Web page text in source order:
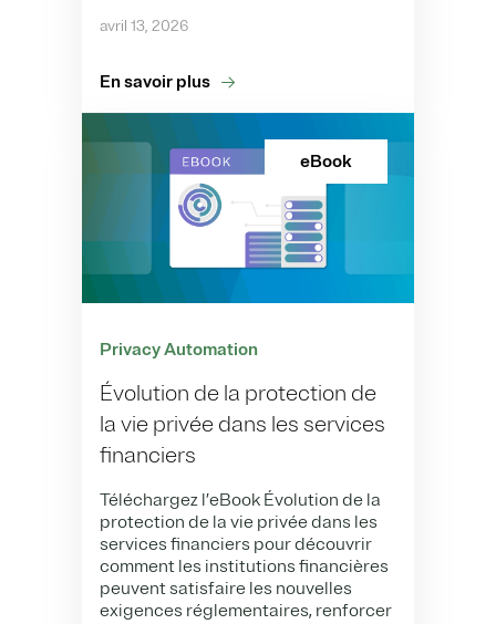
avril 13, 2026
En savoir plus
eBook
Privacy Automation
Évolution de la protection de
la vie privée dans les services
financiers
Téléchargez l’eBook Évolution de la
protection de la vie privée dans les
services financiers pour découvrir
comment les institutions financières
peuvent satisfaire les nouvelles
exigences réglementaires, renforcer